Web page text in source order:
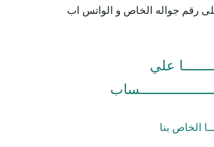
رقم جواله الخاص و الواتس اب
علي
الخاص بنا